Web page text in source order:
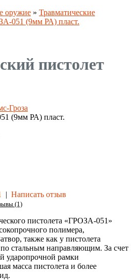
оружие » Травматические
051 (9мм РА) пласт.
пистолет
Гроза
(9мм РА) пласт.
| Написать отзыв
(1)
пистолета «ГРОЗА-051»
полимера,
также как у пистолета
стальным направляющим. За счет
ударопрочной рамки
масса пистолета и более